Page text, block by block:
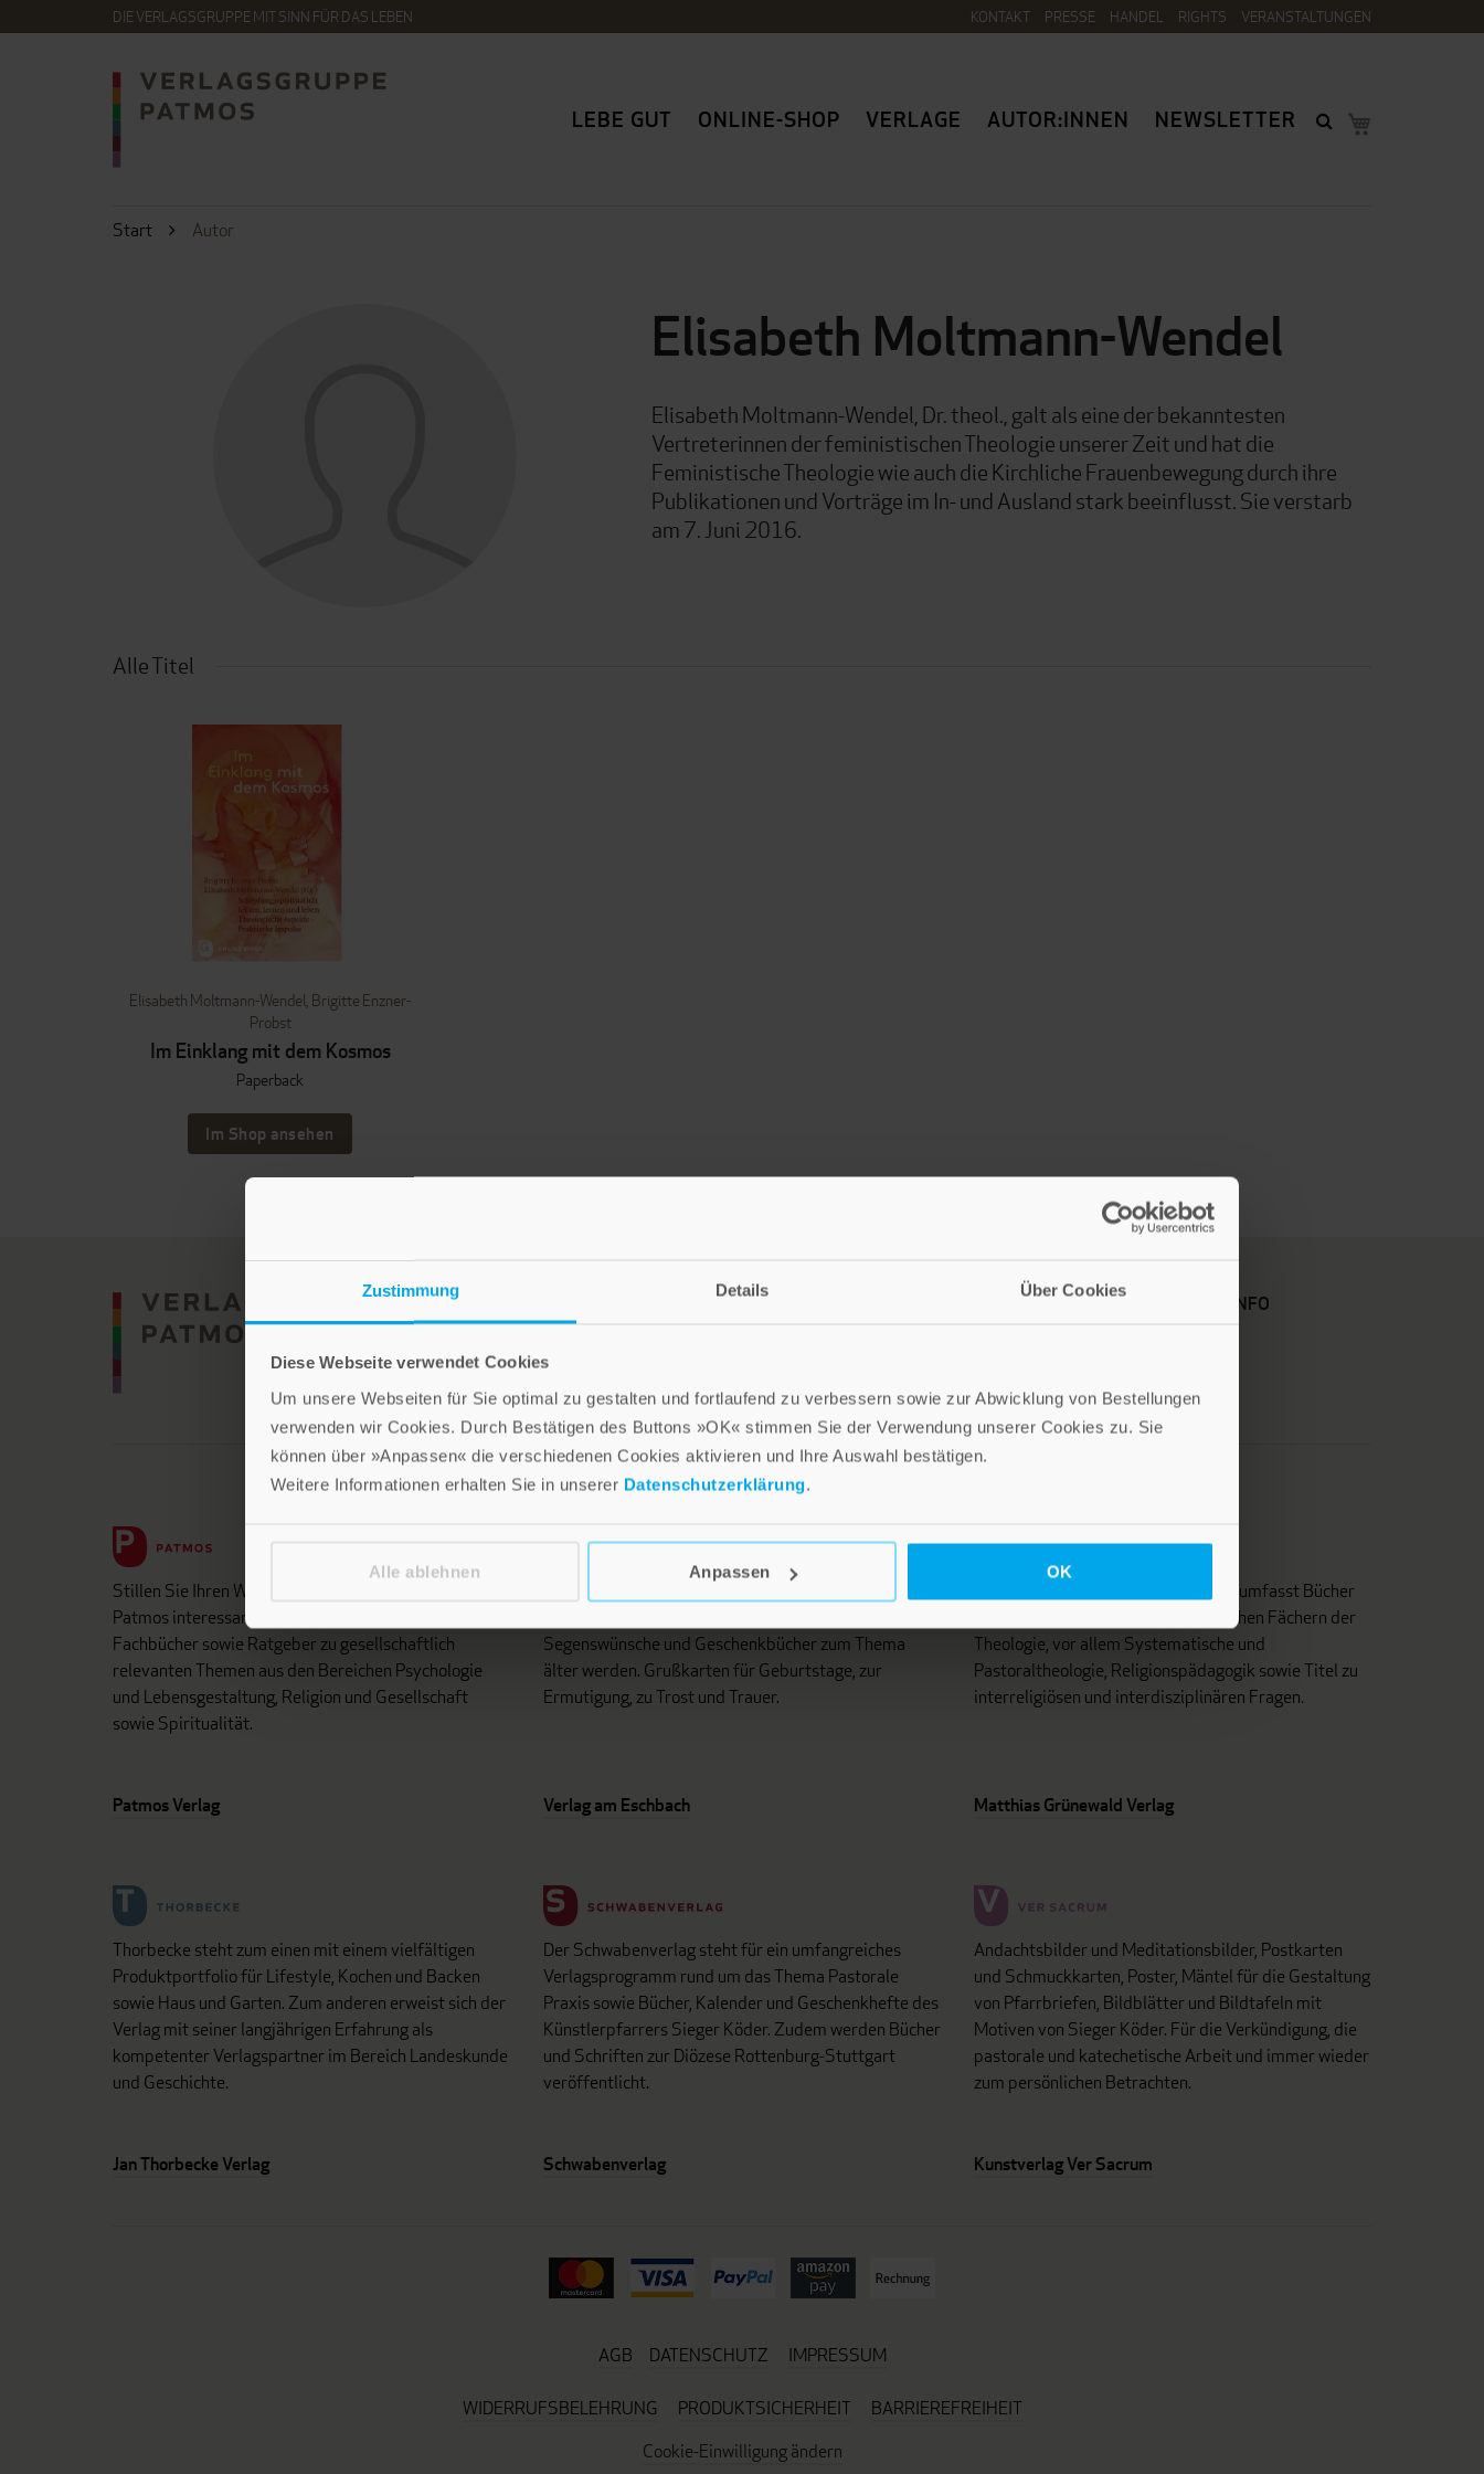
Zustimmung Details Über Cookies
Diese Webseite verwendet Cookies
Um unsere Webseiten für Sie optimal zu gestalten und fortlaufend zu verbessern sowie zur Abwicklung von Bestellungen
verwenden wir Cookies. Durch Bestätigen des Buttons »OK« stimmen Sie der Verwendung unserer Cookies zu. Sie
können über »Anpassen« die verschiedenen Cookies aktivieren und Ihre Auswahl bestätigen.
Weitere Informationen erhalten Sie in unserer Datenschutzerklärung.
Alle ablehnen Anpassen OK
DIE VERLAGSGRUPPE MIT SINN FÜR DAS LEBEN KONTAKT PRESSE HANDEL RIGHTS VERANSTALTUNGEN
LEBE GUT ONLINE-SHOP VERLAGE AUTOR:INNEN NEWSLETTER
Start Autor
Elisabeth Moltmann-Wendel
Elisabeth Moltmann-Wendel, Dr. theol., galt als eine der bekanntesten
Vertreterinnen der feministischen Theologie unserer Zeit und hat die
Feministische Theologie wie auch die Kirchliche Frauenbewegung durch ihre
Publikationen und Vorträge im In- und Ausland stark beeinflusst. Sie verstarb
am 7. Juni 2016.
Alle Titel
Elisabeth Moltmann-Wendel, Brigitte Enzner-
Probst
Im Einklang mit dem Kosmos
Paperback
Im Shop ansehen
KARRIERE KUNDENINFO
Die Verlage der Verlagsgruppe Patmos
Stillen Sie Ihren Wissensdurst und entdecken Sie bei
Patmos interessante und aufschlussreiche Sach- und
Fachbücher sowie Ratgeber zu gesellschaftlich
relevanten Themen aus den Bereichen Psychologie
und Lebensgestaltung, Religion und Gesellschaft
sowie Spiritualität.
Patmos Verlag
Segenswünsche und Geschenkbücher zum Thema
älter werden. Grußkarten für Geburtstage, zur
Ermutigung, zu Trost und Trauer.
Verlag am Eschbach
Das Programm dieses Fachverlages umfasst Bücher
und Zeitschriften aus unterschiedlichen Fächern der
Theologie, vor allem Systematische und
Pastoraltheologie, Religionspädagogik sowie Titel zu
interreligiösen und interdisziplinären Fragen.
Matthias Grünewald Verlag
Thorbecke steht zum einen mit einem vielfältigen
Produktportfolio für Lifestyle, Kochen und Backen
sowie Haus und Garten. Zum anderen erweist sich der
Verlag mit seiner langjährigen Erfahrung als
kompetenter Verlagspartner im Bereich Landeskunde
und Geschichte.
Jan Thorbecke Verlag
Der Schwabenverlag steht für ein umfangreiches
Verlagsprogramm rund um das Thema Pastorale
Praxis sowie Bücher, Kalender und Geschenkhefte des
Künstlerpfarrers Sieger Köder. Zudem werden Bücher
und Schriften zur Diözese Rottenburg-Stuttgart
veröffentlicht.
Schwabenverlag
Andachtsbilder und Meditationsbilder, Postkarten
und Schmuckkarten, Poster, Mäntel für die Gestaltung
von Pfarrbriefen, Bildblätter und Bildtafeln mit
Motiven von Sieger Köder. Für die Verkündigung, die
pastorale und katechetische Arbeit und immer wieder
zum persönlichen Betrachten.
Kunstverlag Ver Sacrum
AGB DATENSCHUTZ IMPRESSUM
WIDERRUFSBELEHRUNG PRODUKTSICHERHEIT
BARRIEREFREIHEIT
Cookie-Einwilligung ändern